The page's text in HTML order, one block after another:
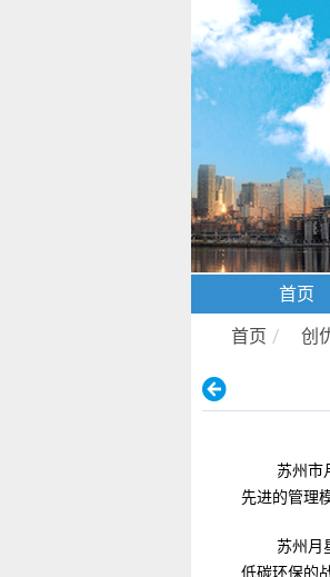
首页
首页 / 创
苏州市
先进的管理
苏州月
低碳环保的